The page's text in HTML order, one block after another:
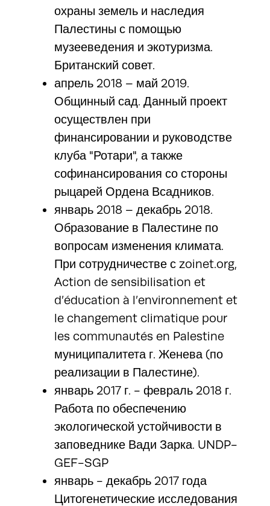
охраны земель и наследия
Палестины с помощью
музееведения и экотуризма.
Британский совет.
апрель 2018 – май 2019.
Общинный сад. Данный проект
осуществлен при
финансировании и руководстве
клуба "Ротари", а также
софинансирования со стороны
рыцарей Ордена Всадников.
январь 2018 – декабрь 2018.
Образование в Палестине по
вопросам изменения климата.
При сотрудничестве с zoinet.org,
Action de sensibilisation et
d’éducation à l’environnement et
le changement climatique pour
les communautés en Palestine
муниципалитета г. Женева (по
реализации в Палестине).
январь 2017 г. - февраль 2018 г.
Работа по обеспечению
экологической устойчивости в
заповеднике Вади Зарка. UNDP-
GEF-SGP
январь - декабрь 2017 года
Цитогенетические исследования